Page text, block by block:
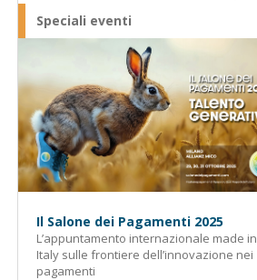
Speciali eventi
Il Salone dei Pagamenti 2025
L’appuntamento internazionale made in
Italy sulle frontiere dell’innovazione nei
pagamenti